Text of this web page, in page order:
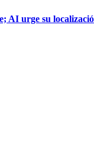
AI urge su